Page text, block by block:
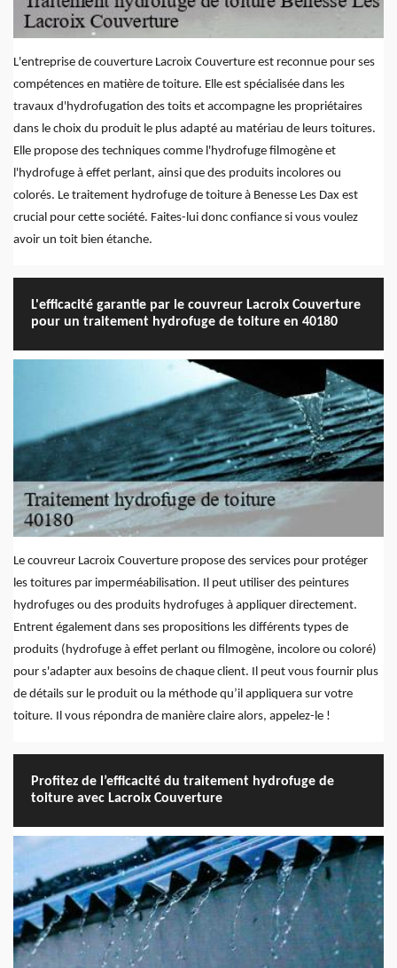
L'entreprise de couverture Lacroix Couverture est reconnue pour ses
compétences en matière de toiture. Elle est spécialisée dans les
travaux d'hydrofugation des toits et accompagne les propriétaires
dans le choix du produit le plus adapté au matériau de leurs toitures.
Elle propose des techniques comme l'hydrofuge filmogène et
l'hydrofuge à effet perlant, ainsi que des produits incolores ou
colorés. Le traitement hydrofuge de toiture à Benesse Les Dax est
crucial pour cette société. Faites-lui donc confiance si vous voulez
avoir un toit bien étanche.
L'efficacité garantie par le couvreur Lacroix Couverture
pour un traitement hydrofuge de toiture en 40180
Le couvreur Lacroix Couverture propose des services pour protéger
les toitures par imperméabilisation. Il peut utiliser des peintures
hydrofuges ou des produits hydrofuges à appliquer directement.
Entrent également dans ses propositions les différents types de
produits (hydrofuge à effet perlant ou filmogène, incolore ou coloré)
pour s'adapter aux besoins de chaque client. Il peut vous fournir plus
de détails sur le produit ou la méthode qu’il appliquera sur votre
toiture. Il vous répondra de manière claire alors, appelez-le !
Profitez de l’efficacité du traitement hydrofuge de
toiture avec Lacroix Couverture